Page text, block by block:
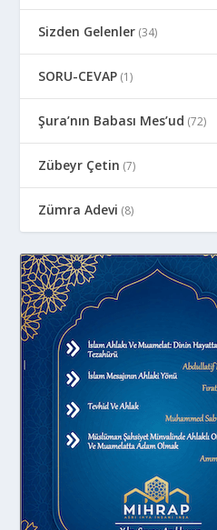
Sizden Gelenler (34)
SORU-CEVAP (1)
Şura’nın Babası Mes’ud (72)
Zübeyr Çetin (7)
Zümra Adevi (8)